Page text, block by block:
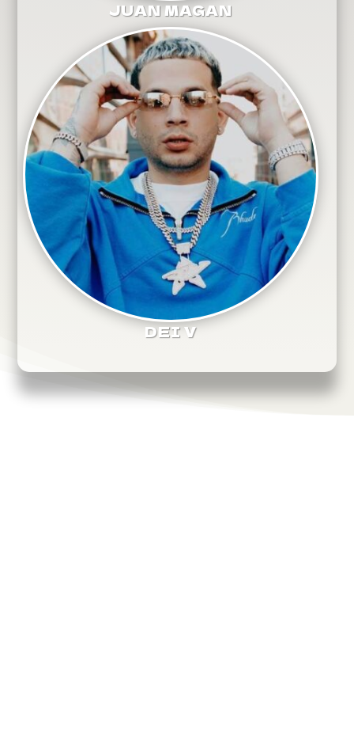
JUAN MAGAN
DEI V